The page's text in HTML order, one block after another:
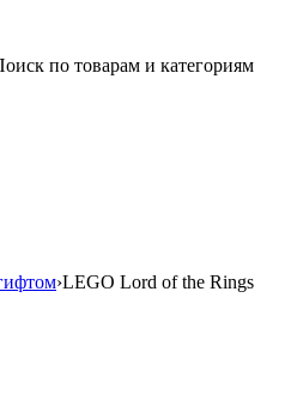
по товарам и категориям
›LEGO Lord of the Rings